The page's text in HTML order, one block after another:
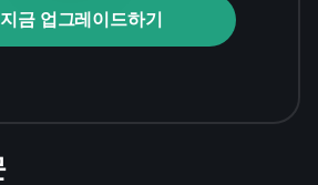
지금 업그레이드하기